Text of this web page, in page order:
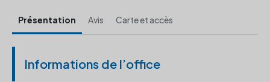
Présentation Avis Carte et accès
Informations de l’office